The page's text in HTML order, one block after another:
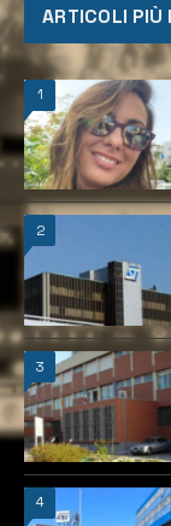
ARTICOLI PIÙ
1
2
3
4